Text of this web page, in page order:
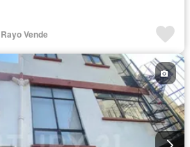
Vende